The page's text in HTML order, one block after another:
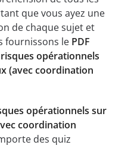
que vous ayez une
de chaque sujet et
fournissons le PDF
opérationnels
(avec coordination
opérationnels sur
coordination
des quiz